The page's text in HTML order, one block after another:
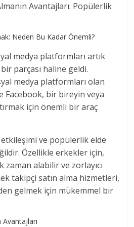
Avantajları: Popülerlik
Neden Bu Kadar Önemli?
medya platformları artık
bir parçası haline geldi.
medya platformları olan
Facebook, bir bireyin veya
için önemli bir araç
ve popülerlik elde
Özellikle erkekler için,
zaman alabilir ve zorlayıcı
takipçi satın alma hizmetleri,
gelmek için mükemmel bir
Avantajları